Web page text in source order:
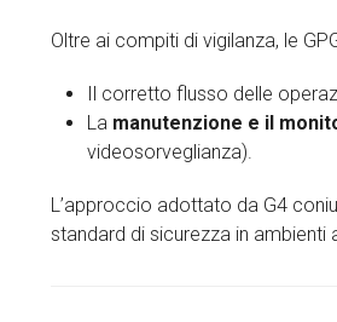
Oltre ai compiti di vigilanza, le
Il corretto flusso delle
La manutenzione e il
videosorveglianza).
L’approccio adottato da G4
standard di sicurezza in ambienti